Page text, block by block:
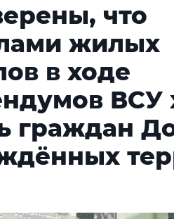
что
жилых
в ходе
ВСУ
граждан